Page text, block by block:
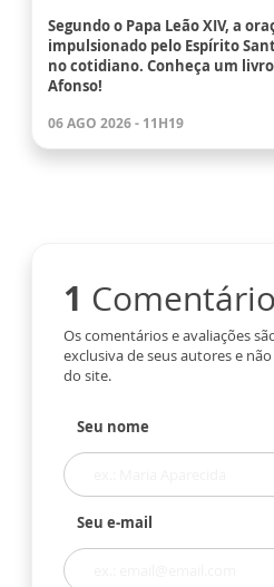
Segundo o Papa Leão XIV, a
impulsionado pelo Espírito
no cotidiano. Conheça um
Afonso!
06 AGO 2026 - 11H19
1 Comentário
Os comentários e avaliações
exclusiva de seus autores e
do site.
Seu nome
Seu e-mail